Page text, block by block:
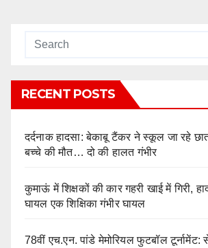
RECENT POSTS
दर्दनाक हादसा: बेकाबू टैंकर ने स्कूल जा रहे
बच्चे की मौत… दो की हालत गंभीर
कुमाऊं में शिक्षकों की कार गहरी खाई में गिरी,
घायल एक शिक्षिका गंभीर घायल
78वीं एच.एन. पांडे मेमोरियल फुटबॉल टूर्नामेंट: